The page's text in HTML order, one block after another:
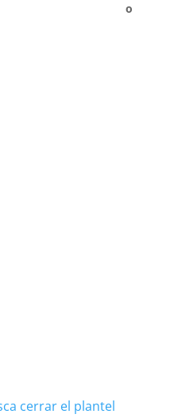
cerrar el plantel
o